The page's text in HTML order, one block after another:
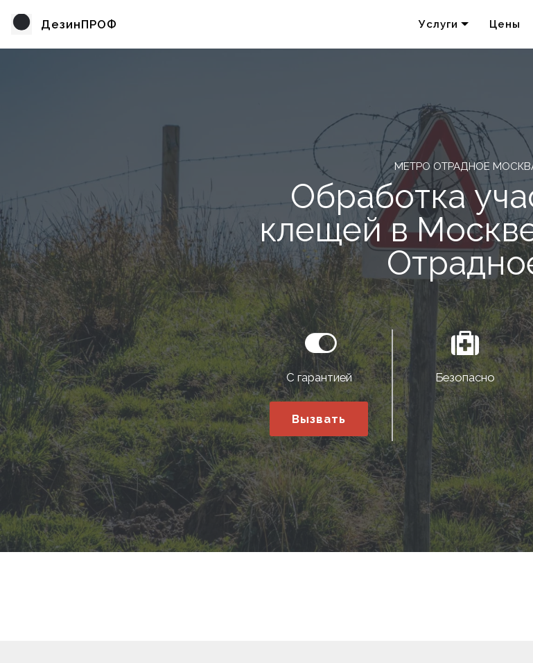
ДезинПРОФ Услуги Цены
МЕТРО ОТРАДНОЕ
Обработка
клещей в
С гарантией
Вызвать
Безопасно